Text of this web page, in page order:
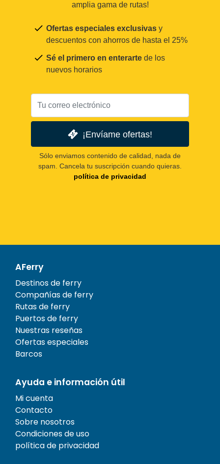
amplia gama de rutas!
Ofertas especiales exclusivas y
descuentos con ahorros de hasta el 25%
Sé el primero en enterarte de los
nuevos horarios
¡Envíame ofertas!
Sólo enviamos contenido de calidad, nada de
spam. Cancela tu suscripción cuando quieras.
política de privacidad
AFerry
Destinos de ferry
Compañías de ferry
Rutas de ferry
Puertos de ferry
Nuestras reseñas
Ofertas especiales
Barcos
Ayuda e información útil
Mi cuenta
Contacto
Sobre nosotros
Condiciones de uso
política de privacidad